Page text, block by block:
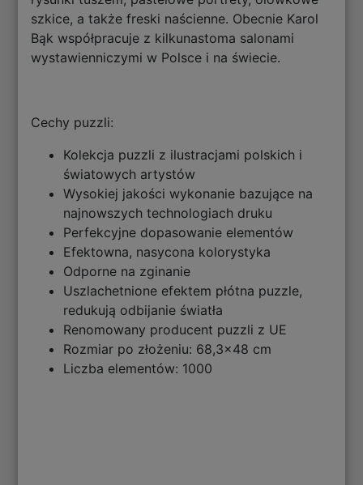
szkice, a także freski naścienne. Obecnie Karol
Bąk współpracuje z kilkunastoma salonami
wystawienniczymi w Polsce i na świecie.
Cechy puzzli:
Kolekcja puzzli z ilustracjami polskich i
światowych artystów
Wysokiej jakości wykonanie bazujące na
najnowszych technologiach druku
Perfekcyjne dopasowanie elementów
Efektowna, nasycona kolorystyka
Odporne na zginanie
Uszlachetnione efektem płótna puzzle,
redukują odbijanie światła
Renomowany producent puzzli z UE
Rozmiar po złożeniu: 68,3x48 cm
Liczba elementów: 1000